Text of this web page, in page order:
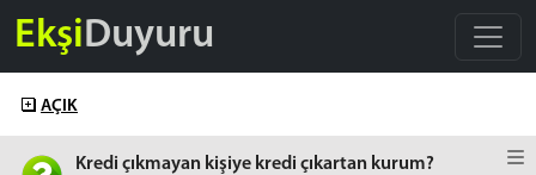
EkşiDuyuru
AÇIK
Kredi çıkmayan kişiye kredi çıkartan kurum?